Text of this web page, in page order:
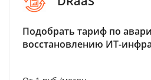
Подобрать тариф по
восстановлению ИТ-